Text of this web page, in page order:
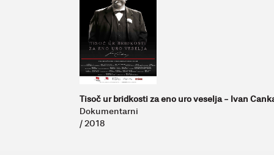
Tisoč ur bridkosti za eno uro veselja - Ivan
Dokumentarni
/ 2018